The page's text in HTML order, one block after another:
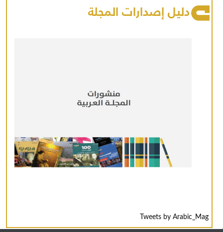
دليل إصدارات المجلة
Tweets by Arabic_Mag